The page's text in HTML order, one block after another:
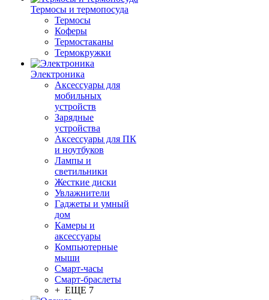
Термосы и термопосуда
Термосы
Коферы
Термостаканы
Термокружки
Электроника
Аксессуары для
мобильных
устройств
Зарядные
устройства
Аксессуары для ПК
и ноутбуков
Лампы и
светильники
Жесткие диски
Увлажнители
Гаджеты и умный
дом
Камеры и
аксессуары
Компьютерные
мыши
Смарт-часы
Смарт-браслеты
+ ЕЩЕ 7